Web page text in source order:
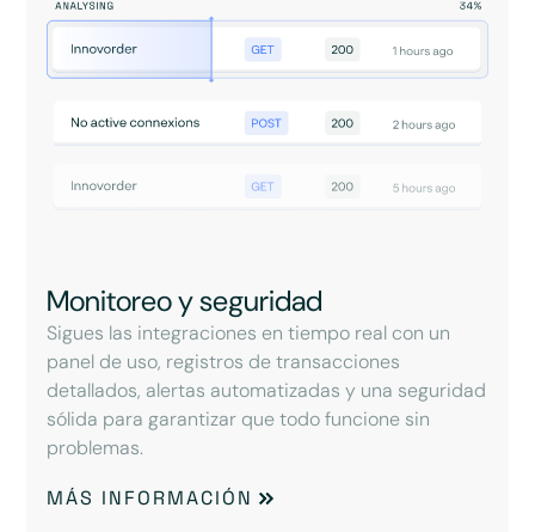
Monitoreo y seguridad
Sigues las integraciones en tiempo real con un
panel de uso, registros de transacciones
detallados, alertas automatizadas y una seguridad
sólida para garantizar que todo funcione sin
problemas.
MÁS INFORMACIÓN